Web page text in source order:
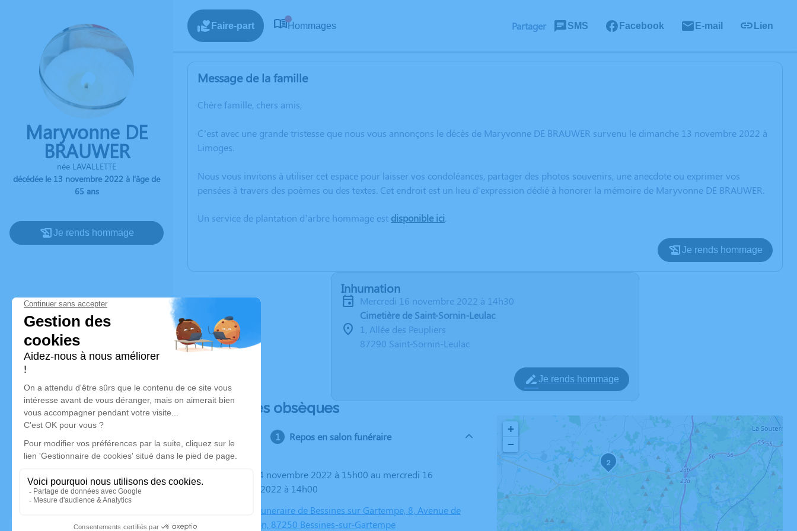
Maryvonne DE
BRAUWER
née LAVALLETTE
décédée le 13 novembre 2022 à l'âge de
65 ans
Je rends hommage
Faire-part Hommages Partager SMS Facebook E-mail Lien
Message de la famille
Chère famille, chers amis,
C’est avec une grande tristesse que nous vous annonçons le décès de Maryvonne DE BRAUWER survenu le dimanche 13 novembre 2022 à
Limoges.
Nous vous invitons à utiliser cet espace pour laisser vos condoléances, partager des photos souvenirs, une anecdote ou exprimer vos
pensées à travers des poèmes ou des textes. Cet endroit est un lieu d'expression dédié à honorer la mémoire de Maryvonne DE BRAUWER.
Un service de plantation d’arbre hommage est disponible ici.
Je rends hommage
Inhumation
mercredi 16 novembre 2022 à 14h30
Cimetière de Saint-Sornin-Leulac
1, Allée des Peupliers
87290 Saint-Sornin-Leulac
Je rends hommage
Déroulé des obsèques
Repos en salon funéraire
novembre 2022 à 14h00
Chambre Funeraire de Bessines sur Gartempe, 8, Avenue de
la Libération, 87250 Bessines-sur-Gartempe
2
+
−